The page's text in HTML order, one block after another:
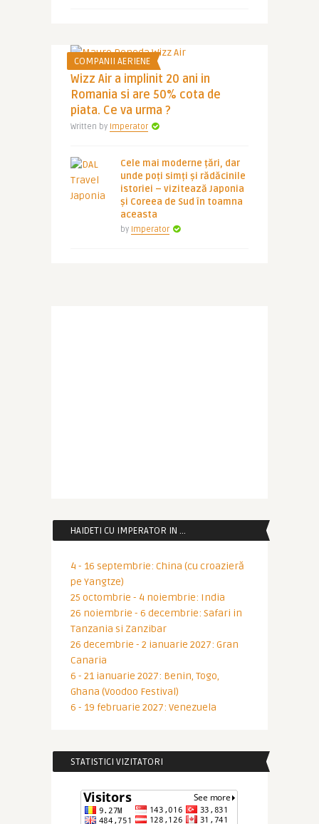
COMPANII AERIENE
Wizz Air a implinit 20 ani in
Romania si are 50% cota de
piata. Ce va urma ?
Written by Imperator
Cele mai moderne țări, dar
unde poți simți și rădăcinile
istoriei – vizitează Japonia
și Coreea de Sud în toamna
aceasta
by Imperator
HAIDETI CU IMPERATOR IN …
4 - 16 septembrie: China (cu croazieră
pe Yangtze)
25 octombrie - 4 noiembrie: India
26 noiembrie - 6 decembrie: Safari in
Tanzania si Zanzibar
26 decembrie - 2 ianuarie 2027: Gran
Canaria
6 - 21 ianuarie 2027: Benin, Togo,
Ghana (Voodoo Festival)
6 - 19 februarie 2027: Venezuela
STATISTICI VIZITATORI